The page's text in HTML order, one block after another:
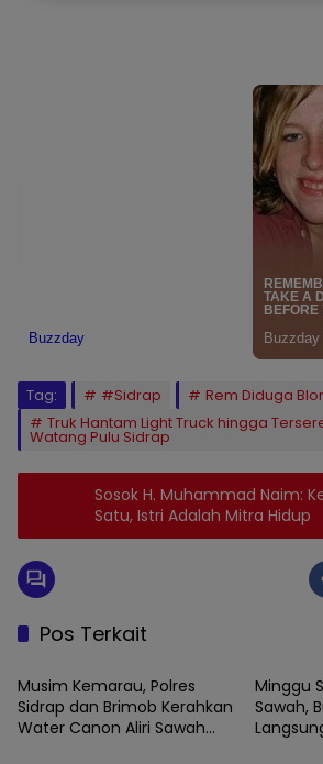
Tag: #Sidrap
Rem Diduga
Truk Hantam Light Truck hingga
Watang Pulu Sidrap
Sosok H. Muhammad Naim:
Satu, Istri Adalah Mitra Hidup
Pos Terkait
SIDRAP
Musim Kemarau, Polres
Sidrap dan Brimob Kerahkan
Water Canon Aliri Sawah
Minggu
Sawah,
SIDRAP SIDRAP